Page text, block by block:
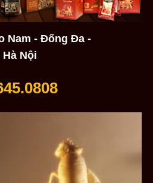
Nam - Đống Đa -
Hà Nội